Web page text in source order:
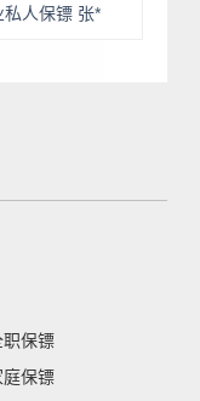
私人保镖 张*
职保镖
庭保镖